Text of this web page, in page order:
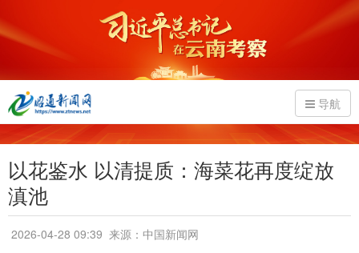
导航
以花鉴水 以清提质：海菜花再度绽放
滇池
2026-04-28 09:39 来源：中国新闻网